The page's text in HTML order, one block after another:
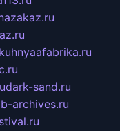
dark-sand.ru
archives.ru